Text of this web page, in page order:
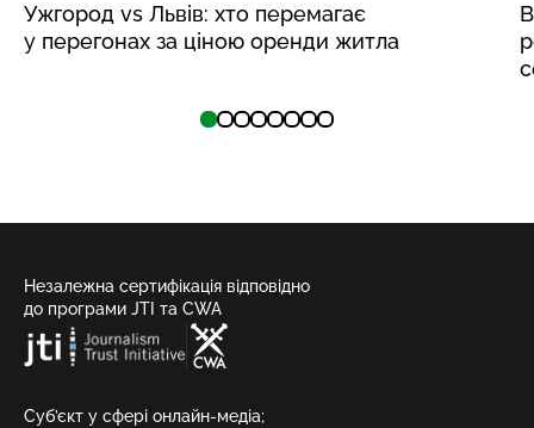
Ужгород vs Львів: хто перемагає
у перегонах за ціною оренди житла
Незалежна сертифікація відповідно
до програми JTI та CWA
Суб’єкт у сфері онлайн-медіа;